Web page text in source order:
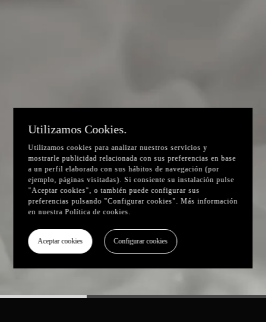
Utilizamos Cookies.
Utilizamos cookies para analizar nuestros servicios y
mostrarle publicidad relacionada con sus preferencias en base
a un perfil elaborado con sus hábitos de navegación (por
ejemplo, páginas visitadas). Si consiente su instalación pulse
"Aceptar cookies", o también puede configurar sus
preferencias pulsando "Configurar cookies". Más información
en nuestraPolítica de cookies.
Aceptar cookies Configurar cookies